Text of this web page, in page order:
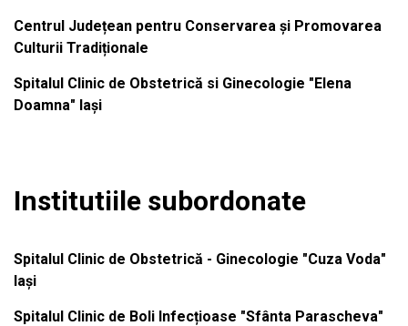
Centrul Județean pentru Conservarea și Promovarea
Culturii Tradiționale
Spitalul Clinic de Obstetrică si Ginecologie "Elena
Doamna" Iași
Institutiile subordonate
Spitalul Clinic de Obstetrică - Ginecologie "Cuza Voda"
Iași
Spitalul Clinic de Boli Infecțioase "Sfânta Parascheva"